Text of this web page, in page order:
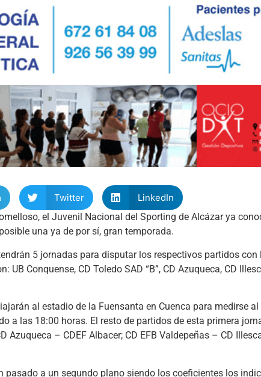
Twitter
LinkedIn
el Juvenil Nacional del Sporting de Alcázar ya
una ya de por sí, gran temporada.
5 jornadas para disputar los respectivos partidos con
Conquense, CD Toledo SAD “B”, CD Azuqueca, CD
al estadio de la Fuensanta en Cuenca para medirse
a las 18:00 horas. El resto de partidos de esta primera
– CDEF Albacer; CD EFB Valdepeñas – CD
a un segundo plano siendo los coeficientes los